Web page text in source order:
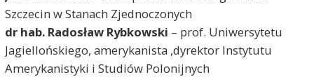
Szczecin w Stanach Zjednoczonych
dr hab. Radosław Rybkowski – prof. Uniwersytetu
Jagiellońskiego, amerykanista ,dyrektor Instytutu
Amerykanistyki i Studiów Polonijnych